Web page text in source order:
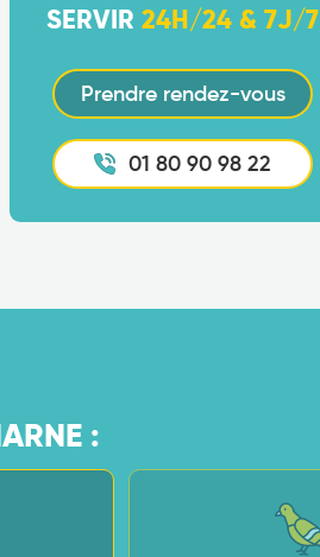
SERVIR24H/24 & 7J/7
Prendre rendez-vous
01 80 90 98 22
: